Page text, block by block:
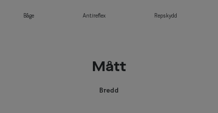
Båge Antireflex Repskydd
Mått
Bredd